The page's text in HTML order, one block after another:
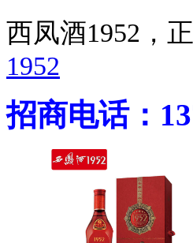
西凤酒1952，
1952
招商电话：